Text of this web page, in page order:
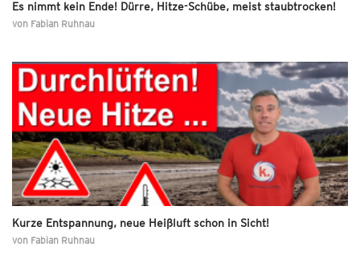
Es nimmt kein Ende! Dürre, Hitze-Schübe, meist staubtrocken!
von Fabian Ruhnau
Kurze Entspannung, neue Heißluft schon in Sicht!
von Fabian Ruhnau